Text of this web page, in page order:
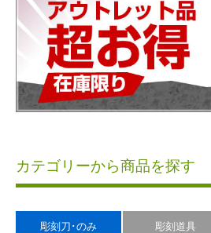
カテゴリーから商品を探す
彫刻刀･のみ 彫刻道具